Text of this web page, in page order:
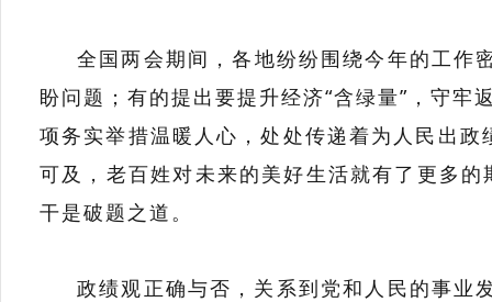
全国两会期间，各地纷纷围绕今年的工作
盼问题；有的提出要提升经济“含绿量”，守
项务实举措温暖人心，处处传递着为人民出
可及，老百姓对未来的美好生活就有了更多
干是破题之道。
政绩观正确与否，关系到党和人民的事业